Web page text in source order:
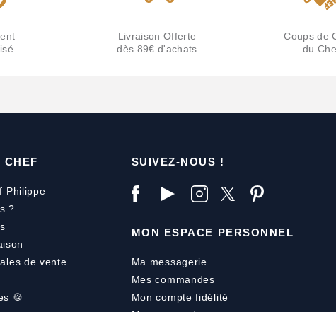
Livraison Offerte
dès 89€ d'achats
Coups de
du
CHEF
Philippe
?
de vente
🍪
SUIVEZ-NOUS !
MON ESPACE PERSONNEL
Ma messagerie
Mes commandes
Mon compte fidélité